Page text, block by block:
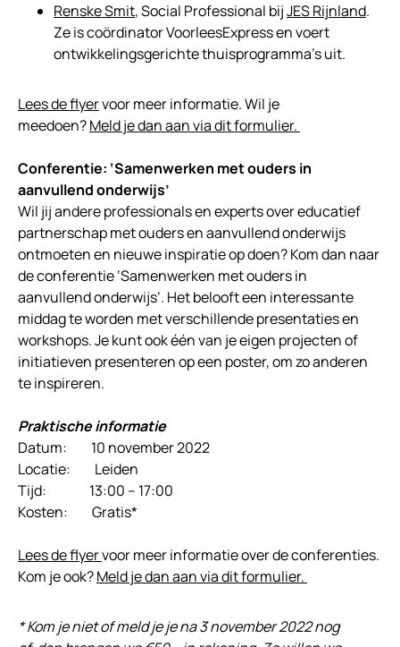
Renske Smit, Social Professional bijJES Rijnland.
Ze is coördinator VoorleesExpress en voert
ontwikkelingsgerichte thuisprogramma’s uit.
Lees de flyervoor meer informatie. Wil je
meedoen?Meld je dan aan via dit formulier.
Conferentie: ‘Samenwerken met ouders in
aanvullend onderwijs’
Wil jij andere professionals en experts over educatief
partnerschap met ouders en aanvullend onderwijs
ontmoeten en nieuwe inspiratie op doen? Kom dan naar
de conferentie ‘Samenwerken met ouders in
aanvullend onderwijs’. Het belooft een interessante
middag te worden met verschillende presentaties en
workshops. Je kunt ook één van je eigen projecten of
initiatieven presenteren op een poster, om zo anderen
te inspireren.
Praktische informatie
Datum: 10 november 2022
Locatie: Leiden
Tijd: 13:00 – 17:00
Kosten: Gratis*
Lees de flyervoor meer informatie over de conferenties.
Kom je ook?Meld je dan aan via dit formulier.
* Kom je niet of meld je je na 3 november 2022 nog